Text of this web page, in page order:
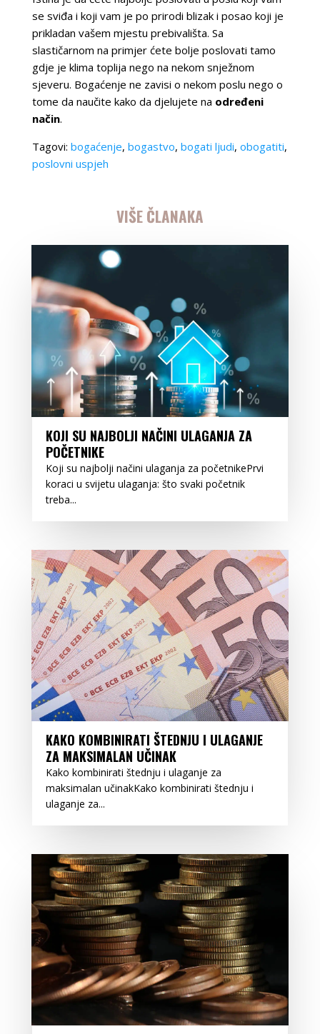
se sviđa i koji vam je po prirodi blizak i posao koji je
prikladan vašem mjestu prebivališta. Sa
slastičarnom na primjer ćete bolje poslovati tamo
gdje je klima toplija nego na nekom snježnom
sjeveru. Bogaćenje ne zavisi o nekom poslu nego o
tome da naučite kako da djelujete na određeni
način.
Tagovi: bogaćenje, bogastvo, bogati ljudi, obogatiti,
poslovni uspjeh
VIŠE ČLANAKA
KOJI SU NAJBOLJI NAČINI ULAGANJA ZA
POČETNIKE
Koji su najbolji načini ulaganja za početnikePrvi
koraci u svijetu ulaganja: što svaki početnik
treba...
KAKO KOMBINIRATI ŠTEDNJU I ULAGANJE
ZA MAKSIMALAN UČINAK
Kako kombinirati štednju i ulaganje za
maksimalan učinakKako kombinirati štednju i
ulaganje za...